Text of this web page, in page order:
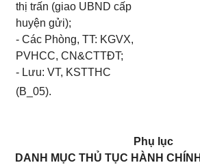
thị trấn (giao UBND cấp
huyện gửi);
- Các Phòng, TT: KGVX,
PVHCC, CN&CTTĐT;
- Lưu: VT, KSTTHC
(B_05).
Phụ lục
DANH MỤC THỦ TỤC HÀNH